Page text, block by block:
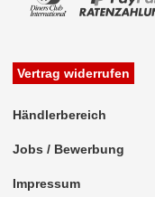
für Citroen
Vertrag widerrufen
Händlerbereich
Jobs / Bewerbung
Impressum